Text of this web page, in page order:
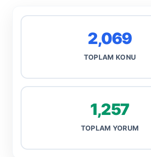
2,069
TOPLAM KONU
1,257
TOPLAM YORUM